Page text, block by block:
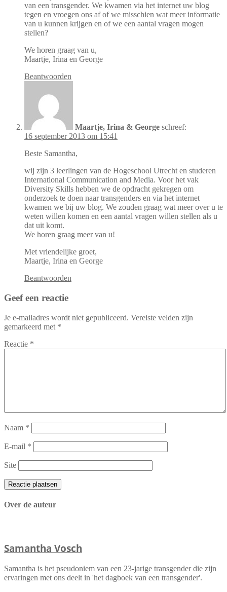
van een transgender. We kwamen via het internet uw blog
tegen en vroegen ons af of we misschien wat meer informatie
van u kunnen krijgen en of we een aantal vragen mogen
stellen?
We horen graag van u,
Maartje, Irina en George
Beantwoorden
Maartje, Irina & George schreef:
16 september 2013 om 15:41
Beste Samantha,
wij zijn 3 leerlingen van de Hogeschool Utrecht en studeren
International Communication and Media. Voor het vak
Diversity Skills hebben we de opdracht gekregen om
onderzoek te doen naar transgenders en via het internet
kwamen we bij uw blog. We zouden graag wat meer over u te
weten willen komen en een aantal vragen willen stellen als u
dat uit komt.
We horen graag meer van u!
Met vriendelijke groet,
Maartje, Irina en George
Beantwoorden
Geef een reactie
Je e-mailadres wordt niet gepubliceerd. Vereiste velden zijn
gemarkeerd met *
Reactie *
Naam *
E-mail *
Site
Over de auteur
Samantha Vosch
Samantha is het pseudoniem van een 23-jarige transgender die zijn
ervaringen met ons deelt in 'het dagboek van een transgender'.